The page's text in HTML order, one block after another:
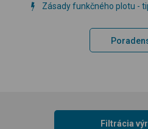
Zásady funkčného plotu -
Filtrácia